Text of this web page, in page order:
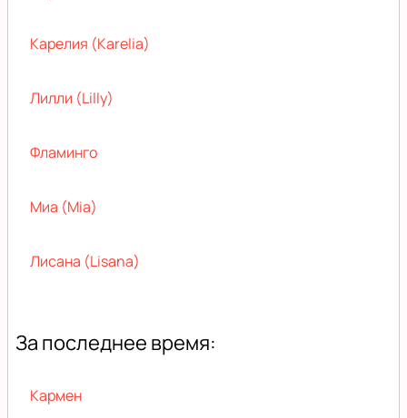
Карелия (Karelia)
Лилли (Lilly)
Фламинго
Миа (Mia)
Лисана (Lisana)
За последнее время:
Кармен